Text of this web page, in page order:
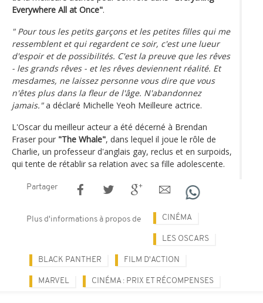
Everywhere All at Once".
" Pour tous les petits garçons et les petites filles qui me
ressemblent et qui regardent ce soir, c'est une lueur
d'espoir et de possibilités. C'est la preuve que les rêves
- les grands rêves - et les rêves deviennent réalité. Et
mesdames, ne laissez personne vous dire que vous
n'êtes plus dans la fleur de l'âge. N'abandonnez
jamais."a déclaré Michelle Yeoh Meilleure actrice.
L'Oscar du meilleur acteur a été décerné à Brendan
Fraser pour "The Whale", dans lequel il joue le rôle de
Charlie, un professeur d'anglais gay, reclus et en surpoids,
qui tente de rétablir sa relation avec sa fille adolescente.
Partager
Plus d'informations à propos de CINÉMA
LES OSCARS
BLACK PANTHER FILM D'ACTION
MARVEL CINÉMA : PRIX ET RÉCOMPENSES